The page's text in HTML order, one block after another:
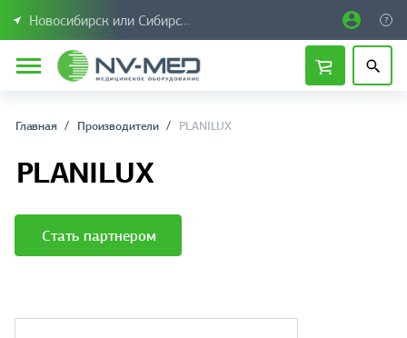
Новосибирск или Сибирский федеральный округ
Главная Производители PLANILUX
PLANILUX
Стать партнером